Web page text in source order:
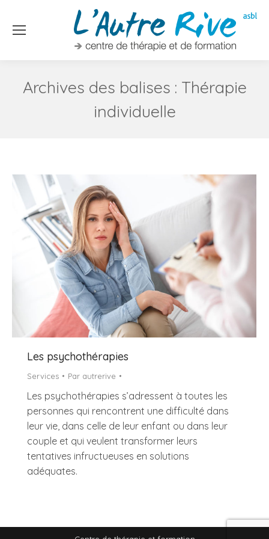
Archives des balises : Thérapie
individuelle
Les psychothérapies
Services Par autrerive
Les psychothérapies s’adressent à toutes les
personnes qui rencontrent une difficulté dans
leur vie, dans celle de leur enfant ou dans leur
couple et qui veulent transformer leurs
tentatives infructueuses en solutions
adéquates.